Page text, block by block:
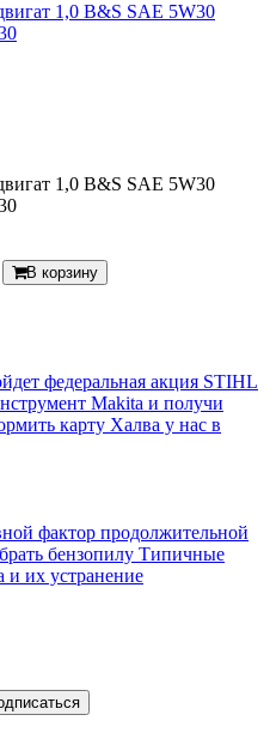
1,0 B&S SАЕ 5W30
1,0 B&S SАЕ 5W30
В корзину
федеральная акция STIHL
Makita и получи
карту Халва у нас в
фактор продолжительной
бензопилу Типичные
и их устранение